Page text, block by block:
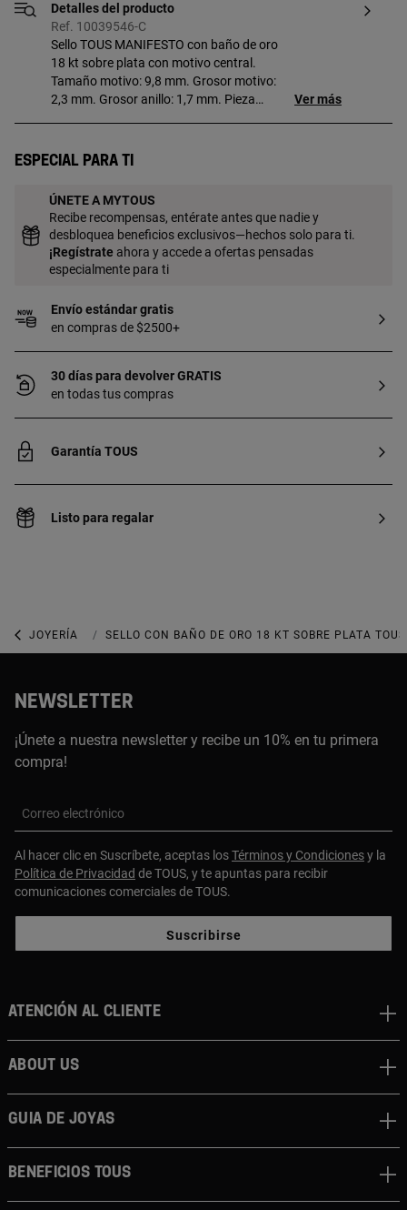
Detalles del producto
Ref. 10039546-C
Sello TOUS MANIFESTO con baño de oro
18 kt sobre plata con motivo central.
Tamaño motivo: 9,8 mm. Grosor motivo:
2,3 mm. Grosor anillo: 1,7 mm. Pieza
espesor. Esta calidad garantiza una
Ver más
Especial para ti
ÚNETE A MYTOUS
Recibe recompensas, entérate antes que nadie y
desbloquea beneficios exclusivos—hechos solo para ti.
¡Regístrate ahora y accede a ofertas pensadas
especialmente para ti
Envío estándar gratis
en compras de $2500+
30 días para devolver GRATIS
en todas tus compras
Garantía TOUS
Listo para regalar
JOYERÍA JOYAS BAÑADAS DE ORO
SELLO CON BAÑO DE ORO 18 KT SOBRE PLATA
NEWSLETTER
¡Únete a nuestra newsletter y recibe un 10% en tu primera
compra!
Correo electrónico
Al hacer clic en Suscríbete, aceptas losTérminos y Condicionesy la
Política de Privacidad de TOUS, y te apuntas para recibir
comunicaciones comerciales de TOUS.
Suscribirse
Atención al cliente
About us
Guia de joyas
Beneficios TOUS